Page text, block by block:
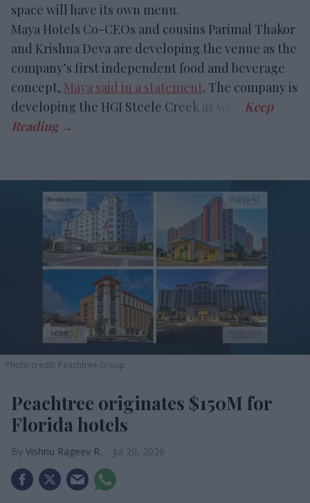
space will have its own menu.
Maya Hotels Co-CEOs and cousins Parimal Thakor
and Krishna Deva are developing the venue as the
company’s first independent food and beverage
concept, Maya said in a statement. The company is
developing the HGI Steele Creek as well.
Photo credit: Peachtree Group
Peachtree originates $150M for
Florida hotels
Vishnu Rageev R. Jul 20, 2026